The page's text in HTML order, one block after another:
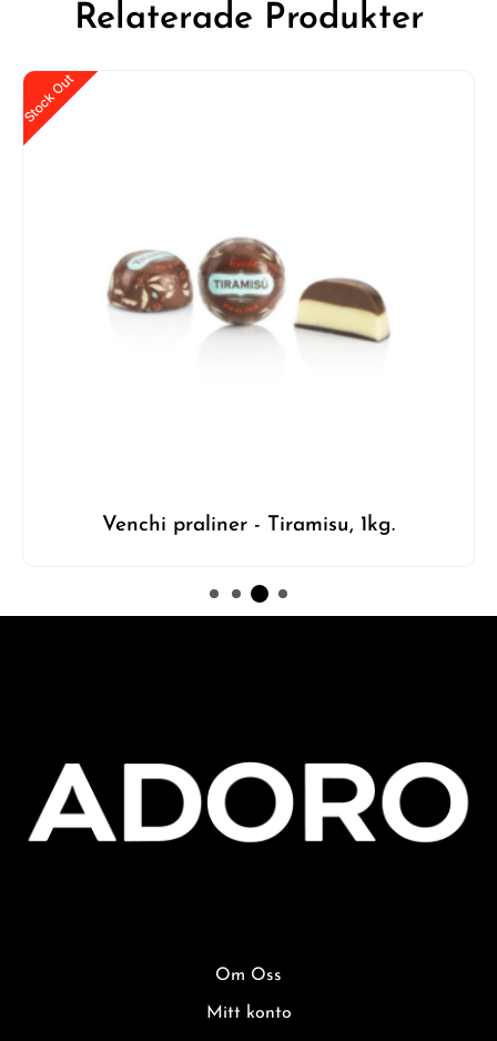
Relaterade Produkter
Stock Out
Venchi praliner - Tiramisu, 1kg.
Om Oss
Mitt konto